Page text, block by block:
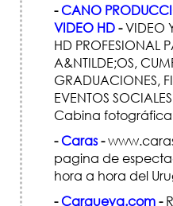
-CANO
VIDEO HD-VIDEO
HD PROFESIONAL
A&NTILDE;OS,
GRADUACIONES,
EVENTOS
Cabina fotográfica
-Caras-
pagina de
hora a hora del
-Cargueya.com-